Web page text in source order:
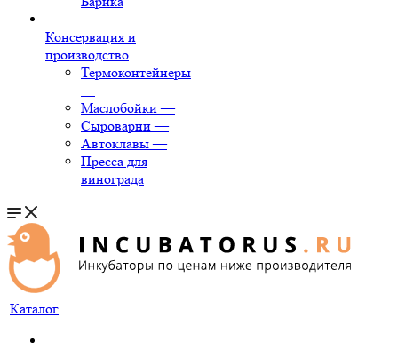
Консервация и
производство
Термоконтейнеры
—
Маслобойки —
Сыроварни —
Автоклавы —
Пресса для
винограда
Каталог